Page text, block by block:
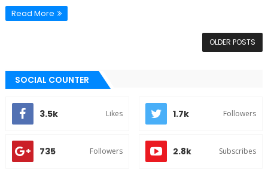
Read More
OLDER POSTS
SOCIAL COUNTER
3.5k Likes 1.7k Followers
735 Followers 2.8k Subscribes